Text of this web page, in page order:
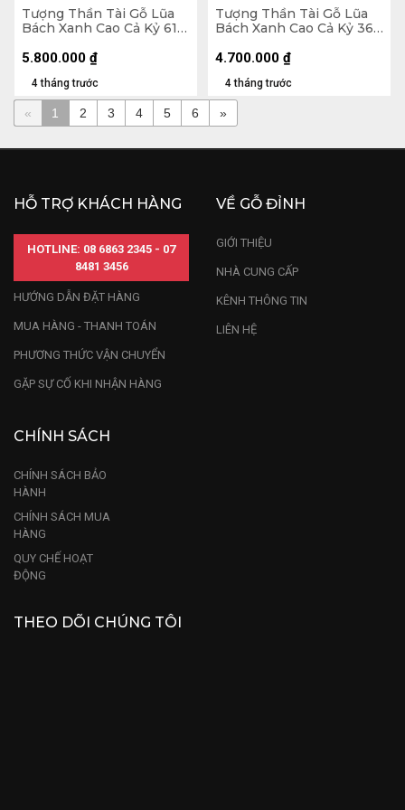
Tượng Thần Tài Gỗ Lũa
Bách Xanh Cao Cả Kỷ 61
Cao 10 (cm)
4 tháng trước
5.800.000 ₫
Tượng Thần Tài Gỗ Lũa
Bách Xanh Cao Cả Kỷ 36
Kỷ Cao 10 (cm)
4 tháng trước
4.700.000 ₫
« 1 2 3 4 5 6 »
HỖ TRỢ KHÁCH HÀNG
HOTLINE: 08 6863 2345 - 07
8481 3456
HƯỚNG DẪN ĐẶT HÀNG
MUA HÀNG - THANH TOÁN
PHƯƠNG THỨC VẬN CHUYỂN
GẶP SỰ CỐ KHI NHẬN HÀNG
VỀ GỖ ĐỈNH
GIỚI THIỆU
NHÀ CUNG CẤP
KÊNH THÔNG TIN
LIÊN HỆ
CHÍNH SÁCH
CHÍNH SÁCH BẢO
HÀNH
CHÍNH SÁCH MUA
HÀNG
QUY CHẾ HOẠT
ĐỘNG
THEO DÕI CHÚNG TÔI